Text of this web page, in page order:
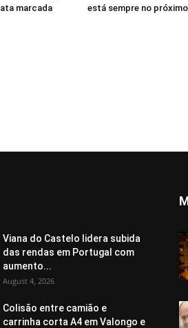
marcada
está sempre no
Viana do Castelo lidera subida
das rendas em Portugal com
aumento...
August 4, 2026
Colisão entre camião e
carrinha corta A4 em Valongo e